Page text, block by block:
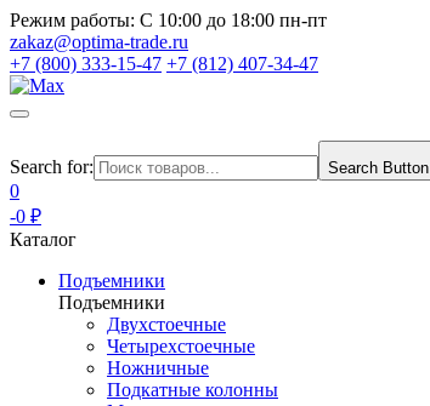
Режим работы: С 10:00 до 18:00 пн-пт
zakaz@optima-trade.ru
+7 (800) 333-15-47 +7 (812) 407-34-47
Search for: Search Button
0
-0 ₽
Каталог
Подъемники
Подъемники
Двухстоечные
Четырехстоечные
Ножничные
Подкатные колонны